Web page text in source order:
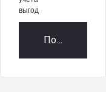
выгод
Получить